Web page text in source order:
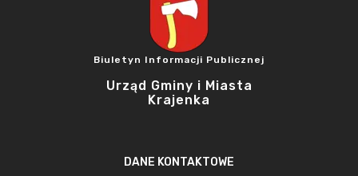
Biuletyn Informacji Publicznej
Urząd Gminy i Miasta
Krajenka
DANE KONTAKTOWE